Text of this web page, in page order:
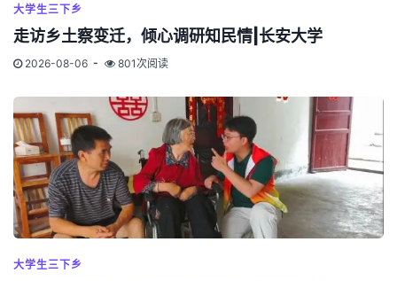
大学生三下乡
走访乡土察变迁，倾心调研知民情|长安大学
2026-08-06 801次阅读
大学生三下乡